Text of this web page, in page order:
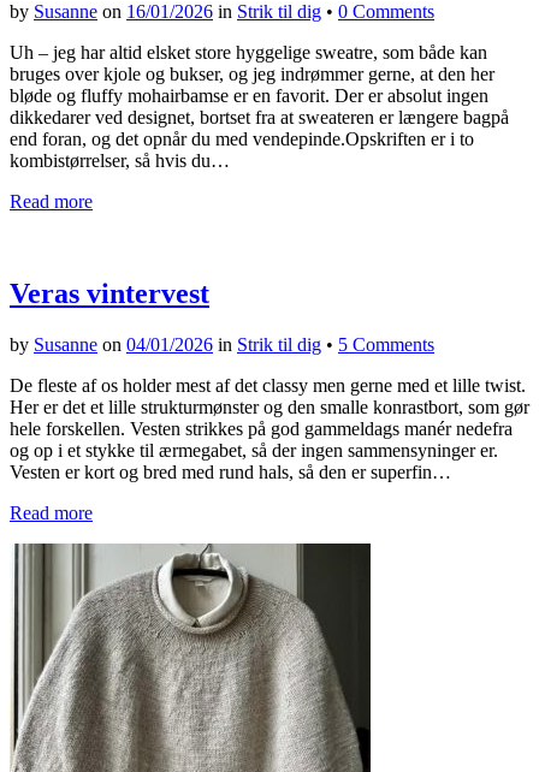
by Susanne on 16/01/2026 in Strik til dig • 0 Comments
Uh – jeg har altid elsket store hyggelige sweatre, som både kan
bruges over kjole og bukser, og jeg indrømmer gerne, at den her
bløde og fluffy mohairbamse er en favorit. Der er absolut ingen
dikkedarer ved designet, bortset fra at sweateren er længere bagpå
end foran, og det opnår du med vendepinde.Opskriften er i to
kombistørrelser, så hvis du…
Read more
Veras vintervest
by Susanne on 04/01/2026 in Strik til dig • 5 Comments
De fleste af os holder mest af det classy men gerne med et lille twist.
Her er det et lille strukturmønster og den smalle konrastbort, som gør
hele forskellen. Vesten strikkes på god gammeldags manér nedefra
og op i et stykke til ærmegabet, så der ingen sammensyninger er.
Vesten er kort og bred med rund hals, så den er superfin…
Read more